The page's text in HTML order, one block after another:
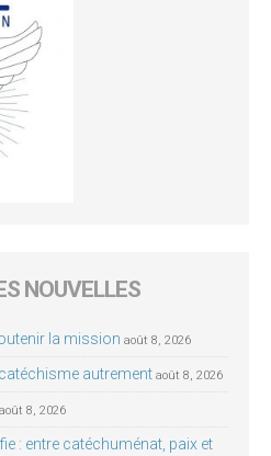
NOUVELLES
la mission août 8, 2026
autrement août 8, 2026
août 8, 2026
: entre catéchuménat, paix et